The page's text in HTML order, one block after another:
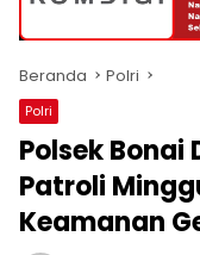
Beranda Polri
Polri
Polsek Bonai
Patroli
Keamanan